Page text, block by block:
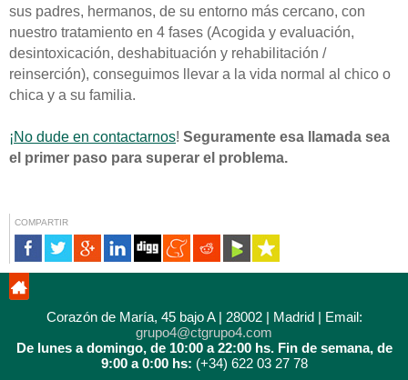
sus padres, hermanos, de su entorno más cercano, con
nuestro tratamiento en 4 fases (Acogida y evaluación,
desintoxicación, deshabituación y rehabilitación /
reinserción), conseguimos llevar a la vida normal al chico o
chica y a su familia.
¡No dude en contactarnos! Seguramente esa llamada sea
el primer paso para superar el problema.
COMPARTIR
Corazón de María, 45 bajo A | 28002 | Madrid | Email:
grupo4@ctgrupo4.com
De lunes a domingo, de 10:00 a 22:00 hs. Fin de semana, de
9:00 a 0:00 hs: (+34) 622 03 27 78